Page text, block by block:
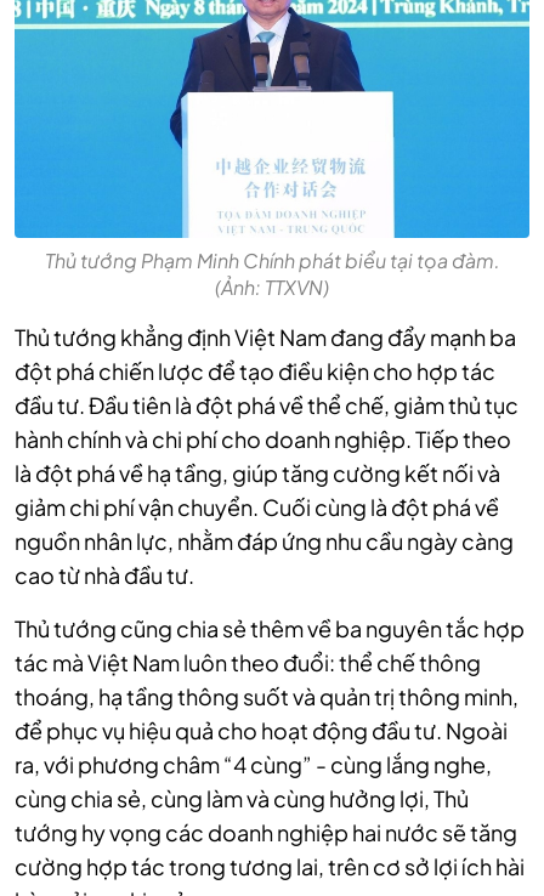
Thủ tướng Phạm Minh Chính phát biểu tại tọa đàm.
(Ảnh: TTXVN)
Thủ tướng khẳng định Việt Nam đang đẩy mạnh ba
đột phá chiến lược để tạo điều kiện cho hợp tác
đầu tư. Đầu tiên là đột phá về thể chế, giảm thủ tục
hành chính và chi phí cho doanh nghiệp. Tiếp theo
là đột phá về hạ tầng, giúp tăng cường kết nối và
giảm chi phí vận chuyển. Cuối cùng là đột phá về
nguồn nhân lực, nhằm đáp ứng nhu cầu ngày càng
cao từ nhà đầu tư.
Thủ tướng cũng chia sẻ thêm về ba nguyên tắc hợp
tác mà Việt Nam luôn theo đuổi: thể chế thông
thoáng, hạ tầng thông suốt và quản trị thông minh,
để phục vụ hiệu quả cho hoạt động đầu tư. Ngoài
ra, với phương châm “4 cùng” - cùng lắng nghe,
cùng chia sẻ, cùng làm và cùng hưởng lợi, Thủ
tướng hy vọng các doanh nghiệp hai nước sẽ tăng
cường hợp tác trong tương lai, trên cơ sở lợi ích hài